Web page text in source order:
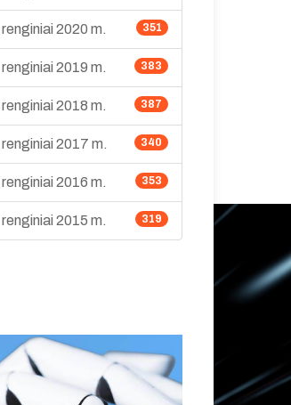
351
2020 m.
383
2019 m.
387
2018 m.
340
2017 m.
353
2016 m.
319
2015 m.